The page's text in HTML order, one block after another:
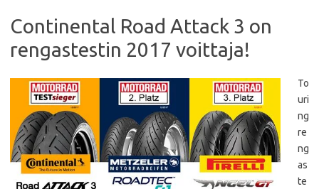
Continental Road Attack 3 on
rengastestin 2017 voittaja!
To
uri
ng
re
ng
as
te